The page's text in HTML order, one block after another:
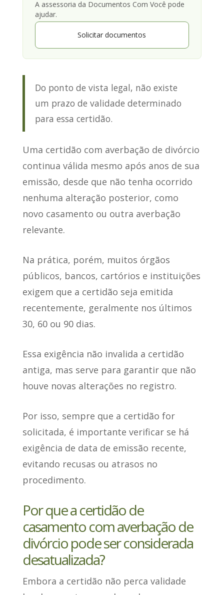
A assessoria da Documentos Com Você pode
ajudar.
Solicitar documentos
Do ponto de vista legal, não existe
um prazo de validade determinado
para essa certidão.
Uma certidão com averbação de divórcio
continua válida mesmo após anos de sua
emissão, desde que não tenha ocorrido
nenhuma alteração posterior, como
novo casamento ou outra averbação
relevante.
Na prática, porém, muitos órgãos
públicos, bancos, cartórios e instituições
exigem que a certidão seja emitida
recentemente, geralmente nos últimos
30, 60 ou 90 dias.
Essa exigência não invalida a certidão
antiga, mas serve para garantir que não
houve novas alterações no registro.
Por isso, sempre que a certidão for
solicitada, é importante verificar se há
exigência de data de emissão recente,
evitando recusas ou atrasos no
procedimento.
Por que a certidão de
casamento com averbação de
divórcio pode ser considerada
desatualizada?
Embora a certidão não perca validade